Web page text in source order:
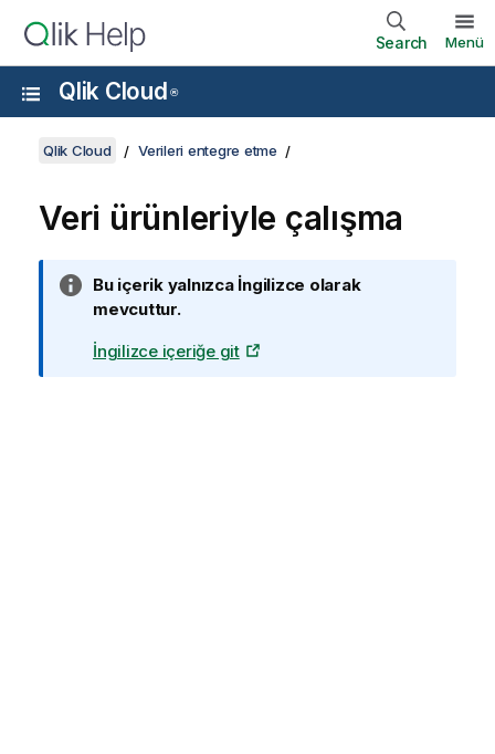
Search Menü
Qlik Cloud ®
Qlik Cloud Verileri entegre etme
Veri ürünleriyle çalışma
B
i
g
Bu içerik yalnızca İngilizce olarak
mevcuttur.
İngilizce içeriğe git